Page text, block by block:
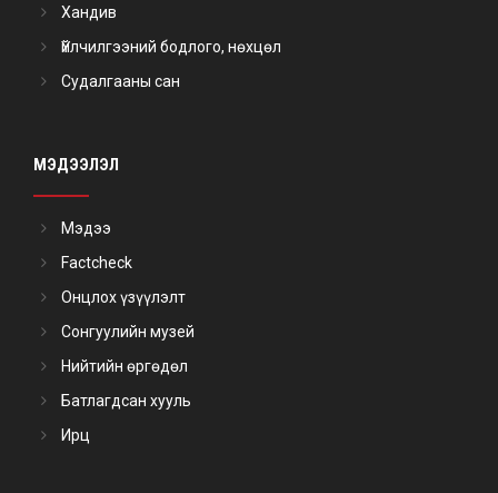
Хандив
Үйлчилгээний бодлого, нөхцөл
Судалгааны сан
МЭДЭЭЛЭЛ
Мэдээ
Factcheck
Онцлох үзүүлэлт
Сонгуулийн музей
Нийтийн өргөдөл
Батлагдсан хууль
Ирц